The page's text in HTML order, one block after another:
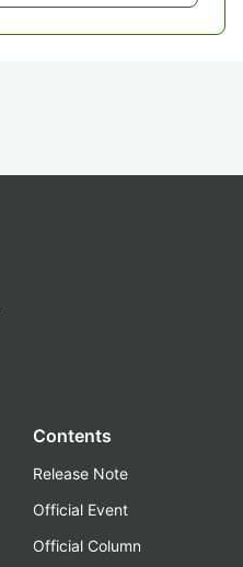
Contents
Release Note
Official Event
Official Column